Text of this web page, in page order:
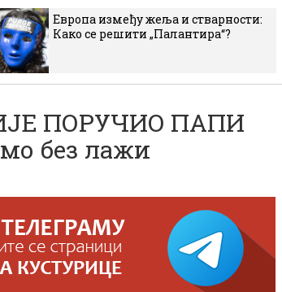
Европа између жеља и стварности:
Како се решити „Палантира“?
ПОРУЧИО ПАПИ
без лажи